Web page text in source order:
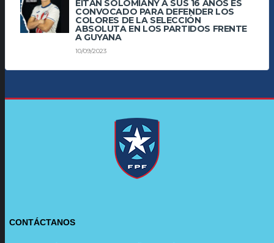
EITAN SOLOMIANY A SUS 16 AÑOS ES
CONVOCADO PARA DEFENDER LOS
COLORES DE LA SELECCIÓN
ABSOLUTA EN LOS PARTIDOS FRENTE
A GUYANA
10/09/2023
CONTÁCTANOS